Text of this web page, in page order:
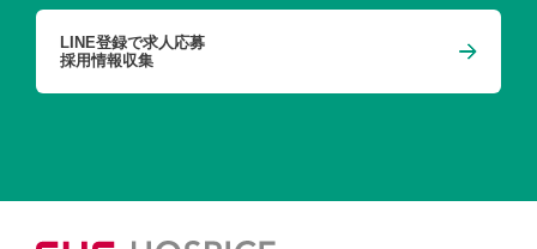
LINE登録で求人応募
採用情報収集